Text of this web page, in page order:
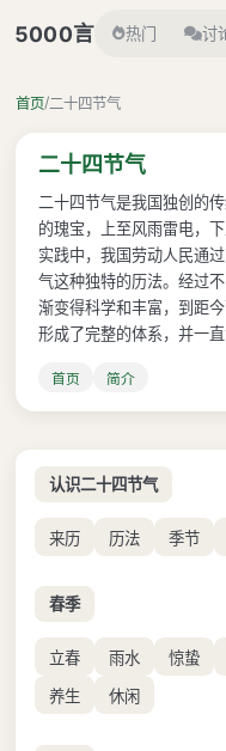
5000言 热门 讨
首页/二十四节气
二十四节气
二十四节气是我国独创的
的瑰宝，上至风雨雷电，
实践中，我国劳动人民通
气这种独特的历法。经过
渐变得科学和丰富，到距
形成了完整的体系，并一直
首页 简介
认识二十四节气
来历 历法 季节
春季
立春 雨水 惊蛰
养生
休闲